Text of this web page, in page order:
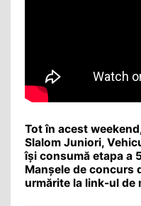
Tot în acest
Slalom Juniori,
își consumă etapa a
Manșele de concurs
urmărite la link-ul de